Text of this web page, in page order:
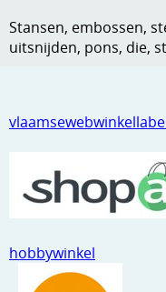
Ponsen
Ribbelaar
Speciaal papier
Stans machine en
Stempels en zo
Wat nog, een
hobbywinkel
Stansen, embossen,
uitsnijden, pons, die,